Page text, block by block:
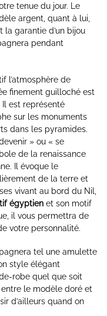
tenue du jour. Le
argent, quant à lui,
la garantie d’un bijou
pendant
l’atmosphère de
finement guilloché est
Il est représenté
sur les monuments
dans les pyramides.
» ou « se
de la renaissance
Il évoque le
de la terre et
vivant au bord du Nil,
égyptien et son motif
il vous permettra de
votre personnalité.
tel une amulette
style élégant
robe quel que soit
le modèle doré et
d’ailleurs quand on